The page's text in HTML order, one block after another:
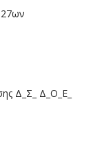
Δ_Σ_ Δ_Ο_Ε_